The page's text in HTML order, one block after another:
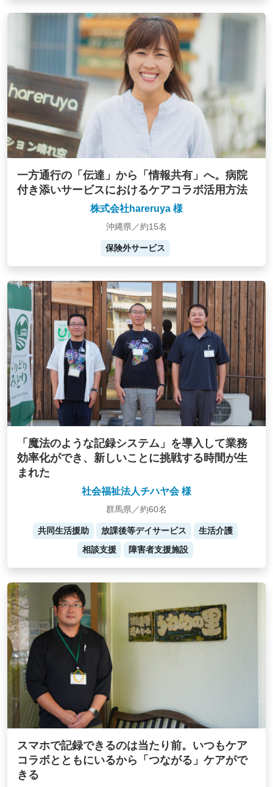
一方通行の「伝達」から「情報共有」へ。病院
付き添いサービスにおけるケアコラボ活用方法
株式会社hareruya 様
沖縄県／約15名
保険外サービス
「魔法のような記録システム」を導入して業務
効率化ができ、新しいことに挑戦する時間が生
まれた
社会福祉法人チハヤ会 様
群馬県／約60名
共同生活援助 放課後等デイサービス
生活介護
相談支援
障害者支援施設
スマホで記録できるのは当たり前。いつもケア
コラボとともにいるから「つながる」ケアがで
きる